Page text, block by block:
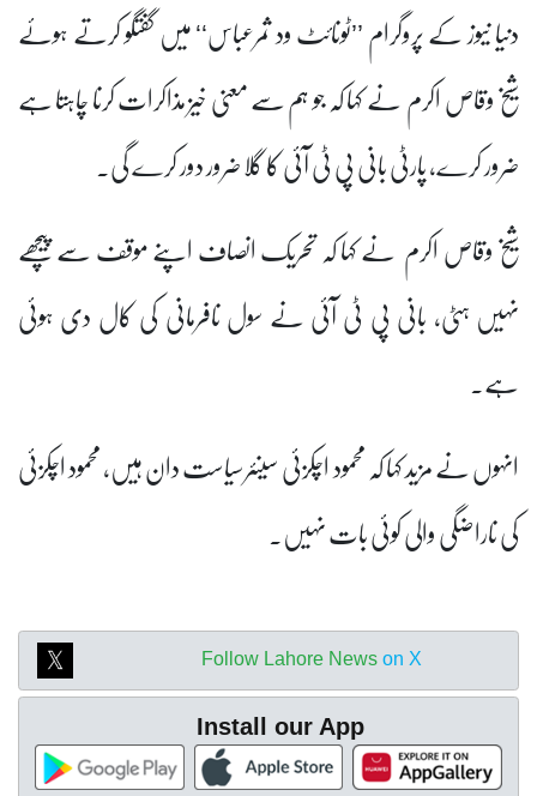
دنیا نیوز کے پروگرام ’’ٹونائٹ ود ثمرعباس‘‘ میں گفتگو کرتے ہوئے
شیخ وقاص اکرم نے کہا کہ جو ہم سے معنی خیز مذاکرات کرنا چاہتا ہے
ضرور کرے، پارٹی بانی پی ٹی آئی کا گلا ضرور دور کرے گی۔
شیخ وقاص اکرم نے کہا کہ تحریک انصاف اپنے موقف سے پیچھے
نہیں ہٹی، بانی پی ٹی آئی نے سول نافرمانی کی کال دی ہوئی
ہے۔
انہوں نے مزید کہا کہ محمود اچکزئی سینئرسیاست دان ہیں، محمود اچکزئی
کی ناراضگی والی کوئی بات نہیں۔
Follow Lahore News on X
Install our App